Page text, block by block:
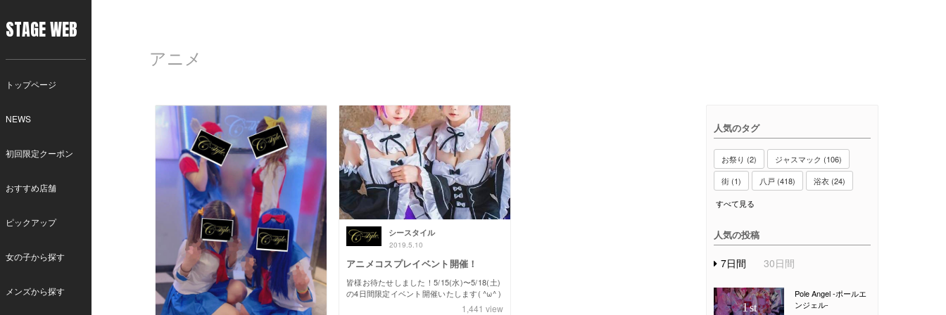
STAGE WEB
トップページ
NEWS
初回限定クーポン
おすすめ店舗
ピックアップ
女の子から探す
メンズから探す
アニメ
人気のタグ
お祭り (2)
ジャスマック (106)
街 (1)
八戸 (418)
浴衣 (24)
すべて見る
人気の投稿
7日間 30日間
1st
Pole Angel -ポールエ
ンジェル-
シースタイル
2019.5.10
アニメコスプレイベント開催！
皆様お待たせしました！5/15(水)〜5/18(土)
の4日間限定イベント開催いたします( ^ω^ )
1,441 view